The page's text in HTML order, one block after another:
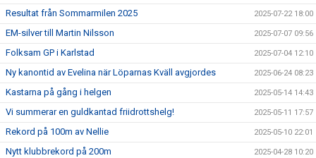
Resultat från Sommarmilen 2025 2025-07-22 18:00
EM-silver till Martin Nilsson 2025-07-07 09:56
Folksam GP i Karlstad 2025-07-04 12:10
Ny kanontid av Evelina när Löparnas Kväll avgjordes 2025-06-24 08:23
Kastarna på gång i helgen 2025-05-14 14:43
Vi summerar en guldkantad friidrottshelg! 2025-05-11 17:57
Rekord på 100m av Nellie 2025-05-10 22:01
Nytt klubbrekord på 200m 2025-04-28 10:20